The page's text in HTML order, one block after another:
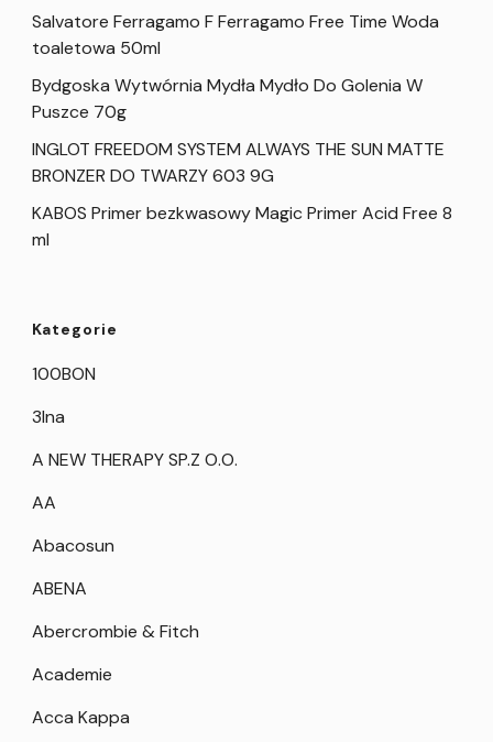
Salvatore Ferragamo F Ferragamo Free Time Woda
toaletowa 50ml
Bydgoska Wytwórnia Mydła Mydło Do Golenia W
Puszce 70g
INGLOT FREEDOM SYSTEM ALWAYS THE SUN MATTE
BRONZER DO TWARZY 603 9G
KABOS Primer bezkwasowy Magic Primer Acid Free 8
ml
Kategorie
100BON
3Ina
A NEW THERAPY SP.Z O.O.
AA
Abacosun
ABENA
Abercrombie & Fitch
Academie
Acca Kappa